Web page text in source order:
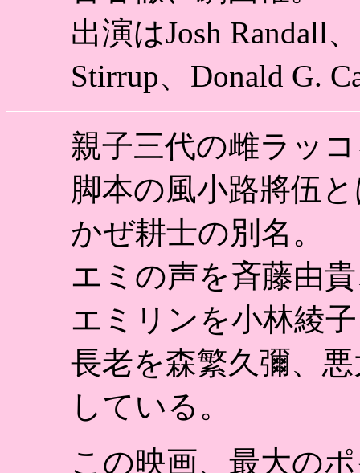
出演はJosh Randall
Stirrup、Donald G.
親子三代の雌ラッ
脚本の風小路將伍
かぜ耕士の別名。
エミの声を斉藤由
エミリンを小林綾
長老を森繁久彌、
している。
この映画、最大の